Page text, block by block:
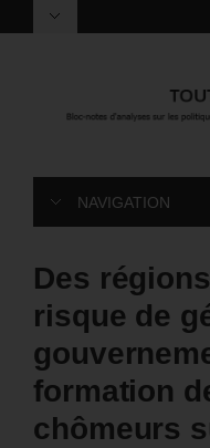
NAVIGATION
Des
risque de
formation
chômeurs